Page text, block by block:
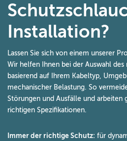
Installation?
Lassen Sie sich von einem unserer
Wir helfen Ihnen bei der Auswahl
basierend auf Ihrem Kabeltyp,
mechanischer Belastung. So
Störungen und Ausfälle und arbeiten
richtigen Spezifikationen.
Immer der richtige Schutz: für